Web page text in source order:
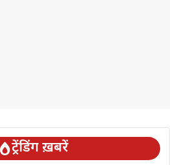
ट्रेंडिंग ख़बरें